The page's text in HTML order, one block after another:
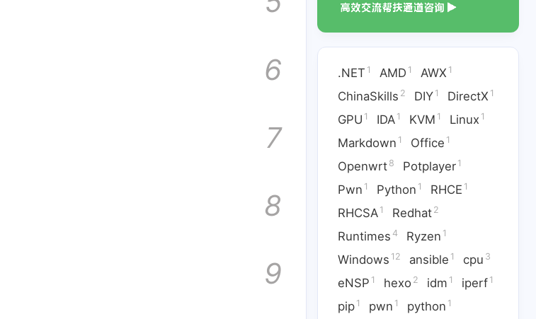
DirectX
Potplayer 1
6
7
8
9
.NET 1 AMD 1 AWX 1
ChinaSkills 2 DIY 1 DirectX 1
GPU 1 IDA 1 KVM 1 Linux 1
Markdown 1 Office 1
Openwrt 8 Potplayer 1
Pwn 1 Python 1 RHCE 1
RHCSA 1 Redhat 2
Runtimes 4 Ryzen 1
Windows 12 ansible 1 cpu 3
eNSP 1 hexo 2 idm 1 iperf 1
pip 1 pwn 1 python 1